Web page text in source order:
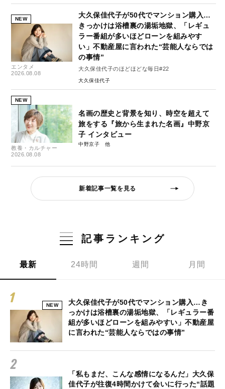
NEW
エンタメ
2026.08.08
大久保佳代子が50代でマンション購入…
きっかけは浴槽裏の湯垢地獄、「レギュ
ラー番組が多いほどローンを組みやす
い」不動産屋に言われた“芸能人ならでは
の事情”
大久保佳代子のほどほどな毎日#22
大久保佳代子
NEW
教養・カルチャー
2026.08.08
名画の歴史と背景を知り、時空を超えて
旅をする『旅から生まれた名画』中野京
子 インタビュー
中野京子
新着記事一覧を見る
記事ランキング
最新 24時間 週間 月間
NEW
大久保佳代子が50代でマンション購入…き
っかけは浴槽裏の湯垢地獄、「レギュラー番
組が多いほどローンを組みやすい」不動産屋
に言われた“芸能人ならではの事情”
「私もまだ、こんな感情になるんだ」大久保
佳代子が往復4時間かけて会いに行った“話題